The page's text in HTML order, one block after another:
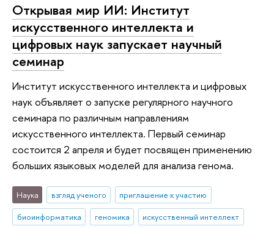
Открывая мир ИИ: Институт
искусственного интеллекта и
цифровых наук запускает научный
семинар
Институт искусственного интеллекта и цифровых
наук объявляет о запуске регулярного научного
семинара по различным направлениям
искусственного интеллекта. Первый семинар
состоится 2 апреля и будет посвящен применению
больших языковых моделей для анализа генома.
Наука взгляд ученого
приглашение к участию
биоинформатика
геномика
искусственный интеллект